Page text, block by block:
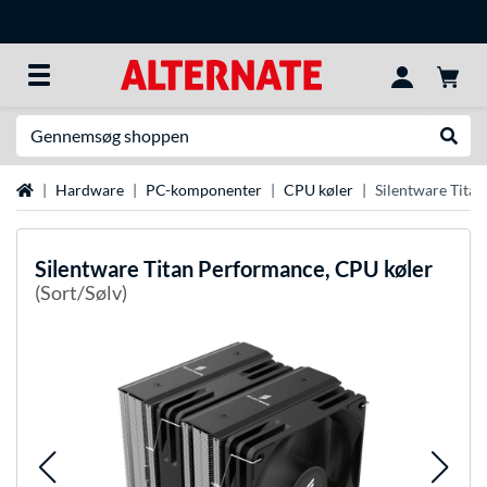
StartsideHardware PC-komponenter CPU køler Silentware
Silentware Titan Performance, CPU køler
(Sort/Sølv)